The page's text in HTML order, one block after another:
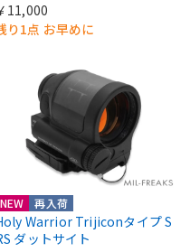
11,000
り1点 お早めに
NEW 再入荷
Warrior Trijiconタイプ S
ダットサイト